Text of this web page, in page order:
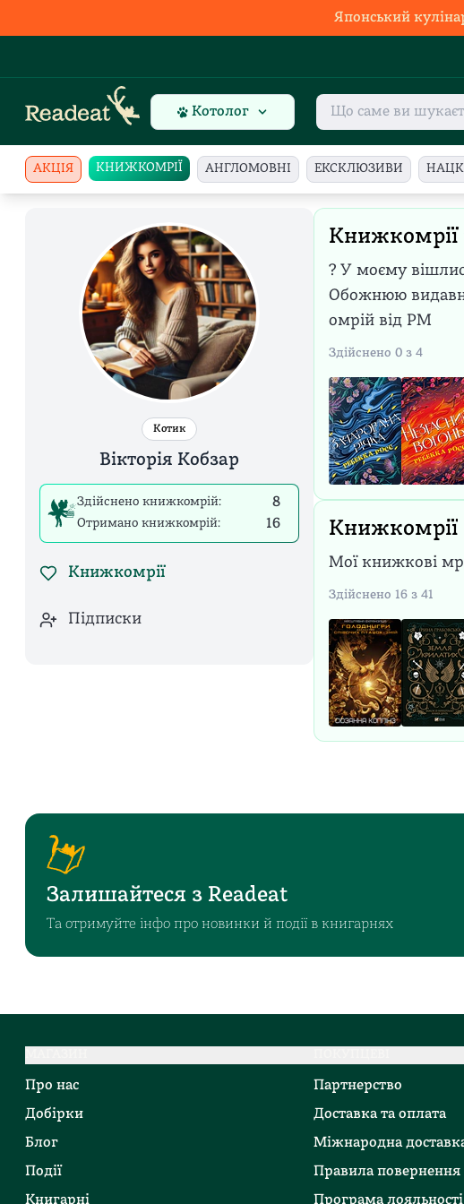
Японський
Котолог
АКЦІЯ КНИЖКОМРІЇ АНГЛОМОВНІ ЕКСКЛЮЗИВИ
Котик
Вікторія Кобзар
Здійснено книжкомрій: 8
Отримано книжкомрій: 16
Книжкомрії
Підписки
Книжкомрії
? У моєму
Обожнюю
омрій від РМ
Здійснено 0 з 4
Книжкомрії
Мої книжкові
Здійснено 16 з 41
Залишайтеся з Readeat
Та отримуйте інфо про новинки й події в книгарнях
Про нас
Добірки
Блог
Події
Книгарні
Партнерство
Доставка та оплата
Міжнародна
Правила повернення
Програма лояльності